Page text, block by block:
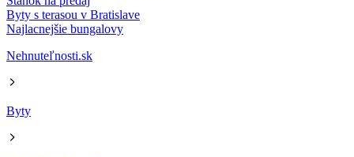
Byty s terasou v Bratislave
Najlacnejšie bungalovy
Nehnuteľnosti.sk
Byty